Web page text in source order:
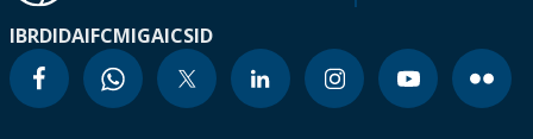
IBRDIDAIFCMIGAICSID